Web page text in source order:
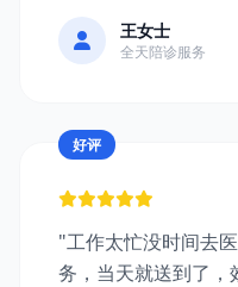
王女士
全天陪诊服务
好评
"工作太忙没时间去
务，当天就送到了